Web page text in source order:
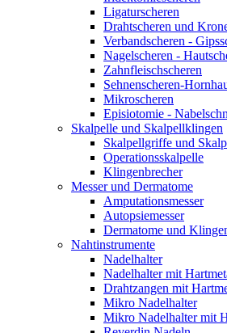
Ligaturscheren
Drahtscheren und
Verbandscheren -
Nagelscheren -
Zahnfleischscheren
Sehnenscheren-
Mikroscheren
Episiotomie -
Skalpelle und Skalpellklingen
Skalpellgriffe und
Operationsskalpelle
Klingenbrecher
Messer und Dermatome
Amputationsmesser
Autopsiemesser
Dermatome und
Nahtinstrumente
Nadelhalter
Nadelhalter mit
Drahtzangen mit
Mikro Nadelhalter
Mikro Nadelhalter mit